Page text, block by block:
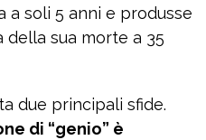
a soli 5 anni e produsse
sua morte a 35
due principali sfide.
di “genio” è